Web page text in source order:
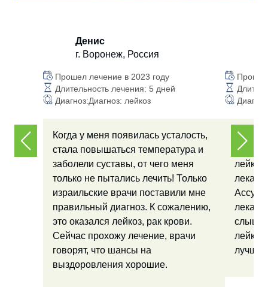
Денис
г. Воронеж, Россия
Прошел лечение в 2023 году
Длительность лечения: 5 дней
Диагноз:Диагноз: лейкоз
Когда у меня появилась усталость,
стала повышаться температура и
заболели суставы, от чего меня
только не пытались лечить! Только
израильские врачи поставили мне
правильный диагноз. К сожалению,
это оказался лейкоз, рак крови.
Сейчас прохожу лечение, врачи
говорят, что шансы на
выздоровления хорошие.
В
в
лучше,